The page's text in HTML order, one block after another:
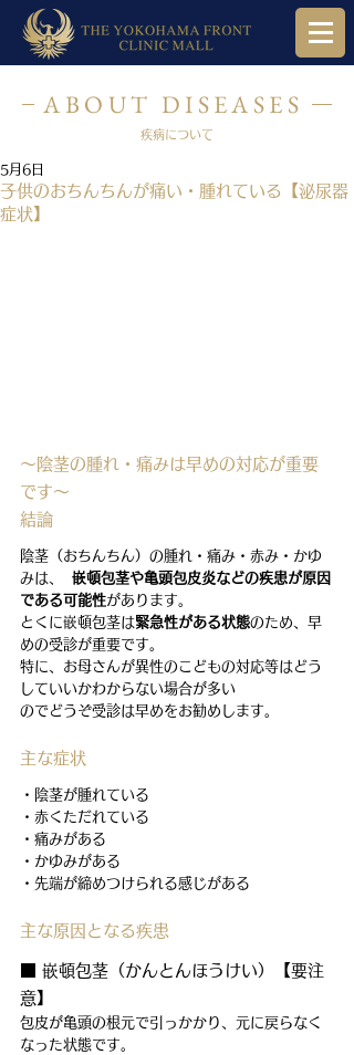
ABOUT DISEASES
疾病について
子供のおちんちんが痛い・腫れている【泌尿器
症状】
5月6日
〜陰茎の腫れ・痛みは早めの対応が重要
です〜
結論
陰茎（おちんちん）の腫れ・痛み・赤み・かゆ
みは、 嵌頓包茎や亀頭包皮炎などの疾患が原因
である可能性があります。
とくに嵌頓包茎は緊急性がある状態のため、早
めの受診が重要です。
特に、お母さんが異性のこどもの対応等はどう
していいかわからない場合が多い
のでどうぞ受診は早めをお勧めします。
主な症状
・陰茎が腫れている
・赤くただれている
・痛みがある
・かゆみがある
・先端が締めつけられる感じがある
主な原因となる疾患
■ 嵌頓包茎（かんとんほうけい）【要注
意】
包皮が亀頭の根元で引っかかり、元に戻らなく
なった状態です。